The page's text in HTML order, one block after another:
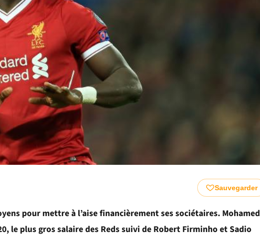
Sauvegarder
pour mettre à l’aise financièrement ses sociétaires. Mohamed
le plus gros salaire des Reds suivi de Robert Firminho et Sadio